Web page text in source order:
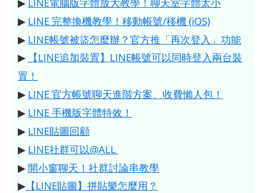
▶ LINE 完整換機教學！移動帳號/移機 (iOS)
▶ LINE帳號被盜怎麼辦？官方推「再次登入」功能
▶
【LINE追加裝置】LINE帳號可以同時登入兩台裝
置！
▶ LINE 官方帳號聊天進階方案、收費懶人包！
▶ LINE 手機版字體特效！
▶ LINE貼圖回顧
▶ LINE社群可以@ALL
▶ 開小窗聊天！社群討論串教學
▶ 【LINE貼圖】拼貼樂怎麼用？